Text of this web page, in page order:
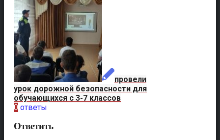
провели
урок дорожной безопасности для
обучающихся с 3-7 классов
0 ответы
Ответить